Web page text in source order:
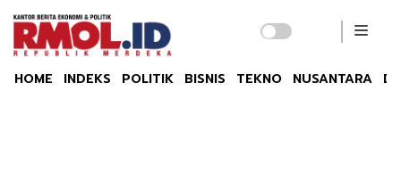
HOME INDEKS POLITIK BISNIS TEKNO NUSANTARA